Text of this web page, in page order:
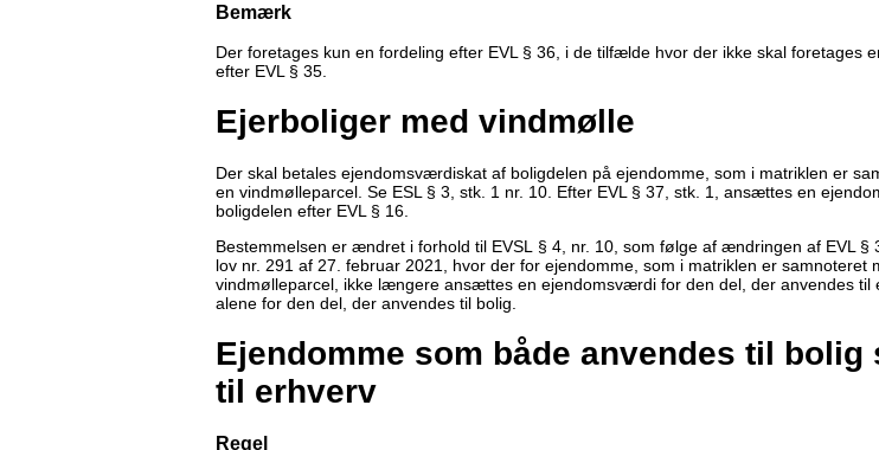
Bemærk
Der foretages kun en fordeling efter EVL § 36, i de tilfælde hvor der ikke skal foretages
efter EVL § 35.
Ejerboliger med vindmølle
Der skal betales ejendomsværdiskat af boligdelen på ejendomme, som i matriklen er
en vindmølleparcel. Se ESL § 3, stk. 1 nr. 10. Efter EVL § 37, stk. 1, ansættes en
boligdelen efter EVL § 16.
Bestemmelsen er ændret i forhold til EVSL § 4, nr. 10, som følge af ændringen af EVL §
lov nr. 291 af 27. februar 2021, hvor der for ejendomme, som i matriklen er samnoteret
vindmølleparcel, ikke længere ansættes en ejendomsværdi for den del, der anvendes til
alene for den del, der anvendes til bolig.
Ejendomme som både anvendes til bolig
til erhverv
Regel